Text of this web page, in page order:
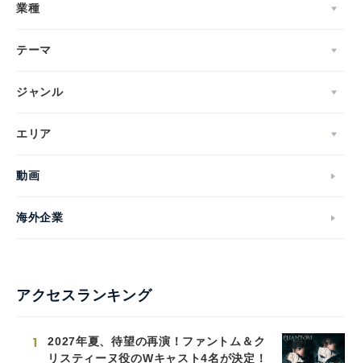
業種
テーマ
ジャンル
エリア
動画
海外企業
アクセスランキング
1
2027年夏、待望の再演！ファントム＆ク
リスティーヌ役のWキャスト4名が決定！